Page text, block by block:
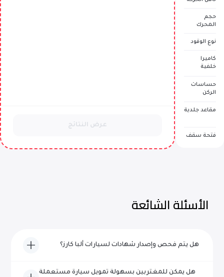
حجم
المحرك
نوع الوقود
كاميرا
خلفية
حساسات
الركن
مقاعد جلدية
فتحة سقف
عرض النتائج
الأسئلة الشائعة
هل يتم فحص وإصدار شهادات لسيارات ألبا كارز؟
نعم، تخضع كل مركبة من سيارات ألبا كارز لفحص شامل ويتم
هل يمكن للمغتربين بسهولة تمويل سيارة مستعملة